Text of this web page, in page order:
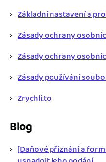
Základní nastavení a
Zásady ochrany
Zásady ochrany
Zásady používání
Zrychli.to
Blog
[Daňové přiznání a